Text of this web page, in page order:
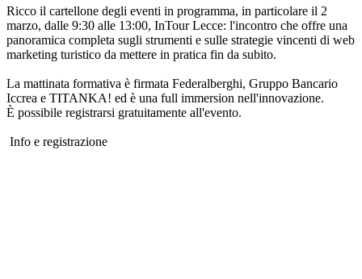
Ricco il cartellone degli eventi in programma, in particolare il 2
marzo, dalle 9:30 alle 13:00, InTour Lecce: l'incontro che offre una
panoramica completa sugli strumenti e sulle strategie vincenti di web
marketing turistico da mettere in pratica fin da subito.
La mattinata formativa è firmata Federalberghi, Gruppo Bancario
Iccrea e TITANKA! ed è una full immersion nell'innovazione.
È possibile registrarsi gratuitamente all'evento.
Info e registrazione